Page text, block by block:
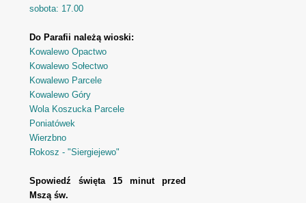
sobota: 17.00
Do Parafii należą wioski:
Kowalewo Opactwo
Kowalewo Sołectwo
Kowalewo Parcele
Kowalewo Góry
Wola Koszucka Parcele
Poniatówek
Wierzbno
Rokosz - "Siergiejewo"
Spowiedź święta 15 minut przed
Mszą św.